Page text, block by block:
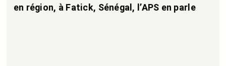
en région, à Fatick, Sénégal, l’APS en parle